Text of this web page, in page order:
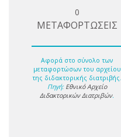
0
ΜΕΤΑΦΟΡΤΩΣΕΙΣ
Αφορά στο σύνολο των
μεταφορτώσων του αρχείου
της διδακτορικής διατριβής.
Πηγή: Εθνικό Αρχείο
Διδακτορικών Διατριβών.